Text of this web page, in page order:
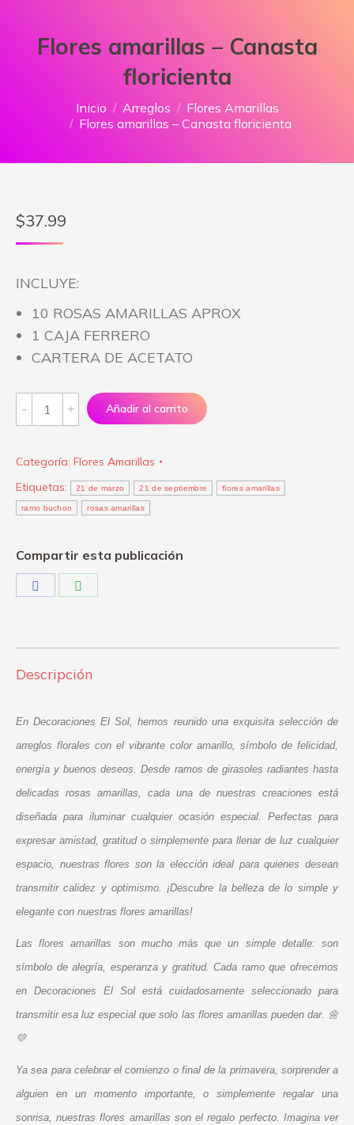
Flores amarillas – Canasta
floricienta
Estás aquí:Inicio Arreglos
Flores Amarillas
Flores amarillas – Canasta floricienta
$37.99
INCLUYE:
10 ROSAS AMARILLAS APROX
1 CAJA FERRERO
CARTERA DE ACETATO
Flores
amarillas
Canasta
floricienta
quantity
Añadir al carrito
Categoría: Flores Amarillas
Etiquetas:
21 de marzo 21 de septiembre flores amarillas
ramo buchon rosas amarillas
Compartir esta publicación
Descripción
En Decoraciones El Sol, hemos reunido una exquisita selección de
arreglos florales con el vibrante color amarillo, símbolo de felicidad,
energía y buenos deseos. Desde ramos de girasoles radiantes hasta
delicadas rosas amarillas, cada una de nuestras creaciones está
diseñada para iluminar cualquier ocasión especial. Perfectas para
expresar amistad, gratitud o simplemente para llenar de luz cualquier
espacio, nuestras flores son la elección ideal para quienes desean
transmitir calidez y optimismo. ¡Descubre la belleza de lo simple y
elegante con nuestras flores amarillas!
Las flores amarillas son mucho más que un simple detalle: son
símbolo de alegría, esperanza y gratitud. Cada ramo que ofrecemos
en Decoraciones El Sol está cuidadosamente seleccionado para
transmitir esa luz especial que solo las flores amarillas pueden dar. 🌼
💛
Ya sea para celebrar el comienzo o final de la primavera, sorprender a
alguien en un momento importante, o simplemente regalar una
sonrisa, nuestras flores amarillas son el regalo perfecto. Imagina ver